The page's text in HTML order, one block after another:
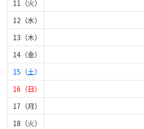
11（火）
12（水）
13（木）
14（金）
15（土）
16（日）
17（月）
18（火）